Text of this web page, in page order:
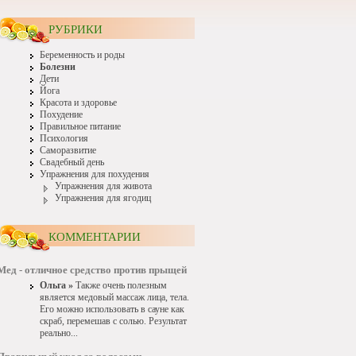
РУБРИКИ
Беременность и роды
Болезни
Дети
Йога
Красота и здоровье
Похудение
Правильное питание
Психология
Саморазвитие
Свадебный день
Упражнения для похудения
Упражнения для живота
Упражнения для ягодиц
КОММЕНТАРИИ
- отличное средство против прыщей
Ольга » Также очень полезным
является медовый массаж лица, тела.
Его можно использовать в сауне как
скраб, перемешав с солью. Результат
реально...